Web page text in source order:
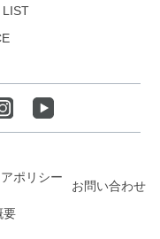
LIST
ポリシー
お問い合わせ
要